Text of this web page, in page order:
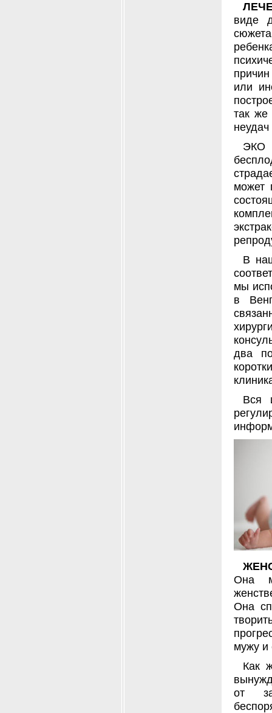
виде
или
так же
ЭКО
может
В
мы
в
два
Вся
Она
Она
мужу
Как
от